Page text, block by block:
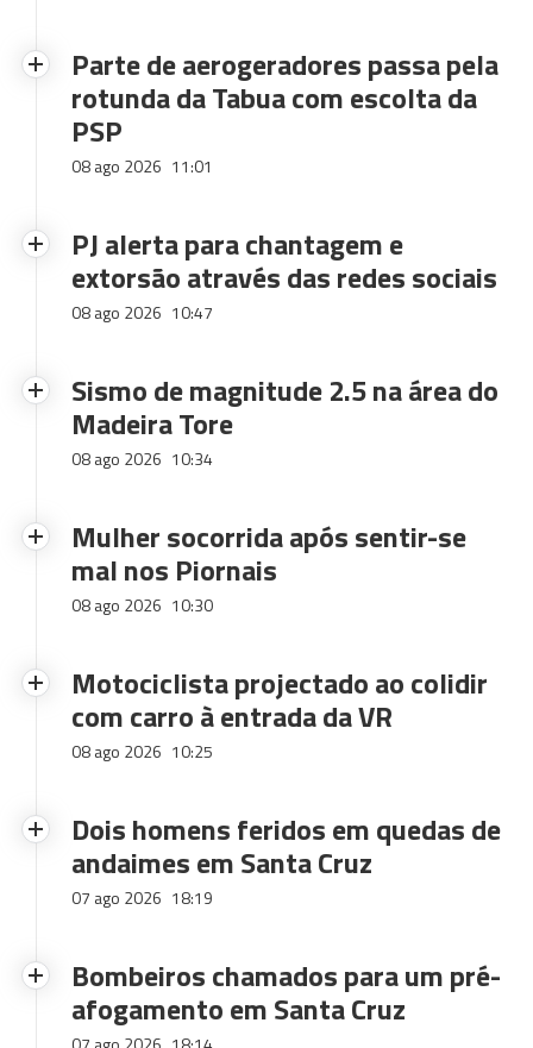
Parte de aerogeradores passa pela
rotunda da Tabua com escolta da
PSP
08 ago 2026 11:01
PJ alerta para chantagem e
extorsão através das redes sociais
08 ago 2026 10:47
Sismo de magnitude 2.5 na área do
Madeira Tore
08 ago 2026 10:34
Mulher socorrida após sentir-se
mal nos Piornais
08 ago 2026 10:30
Motociclista projectado ao colidir
com carro à entrada da VR
08 ago 2026 10:25
Dois homens feridos em quedas de
andaimes em Santa Cruz
07 ago 2026 18:19
Bombeiros chamados para um pré-
afogamento em Santa Cruz